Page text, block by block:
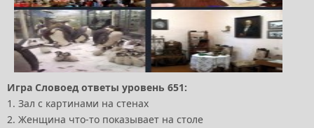
Игра Словоед ответы уровень 651:
1. Зал с картинами на стенах
2. Женщина что-то показывает на столе